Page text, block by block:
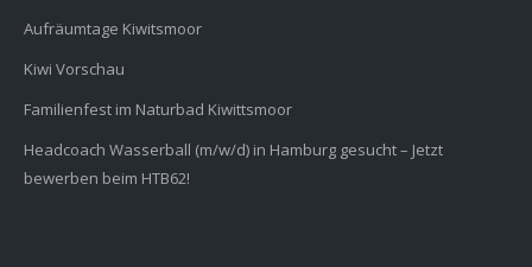
Aufräumtage Kiwitsmoor
Kiwi Vorschau
Familienfest im Naturbad Kiwittsmoor
Headcoach Wasserball (m/w/d) in Hamburg gesucht – Jetzt
bewerben beim HTB62!